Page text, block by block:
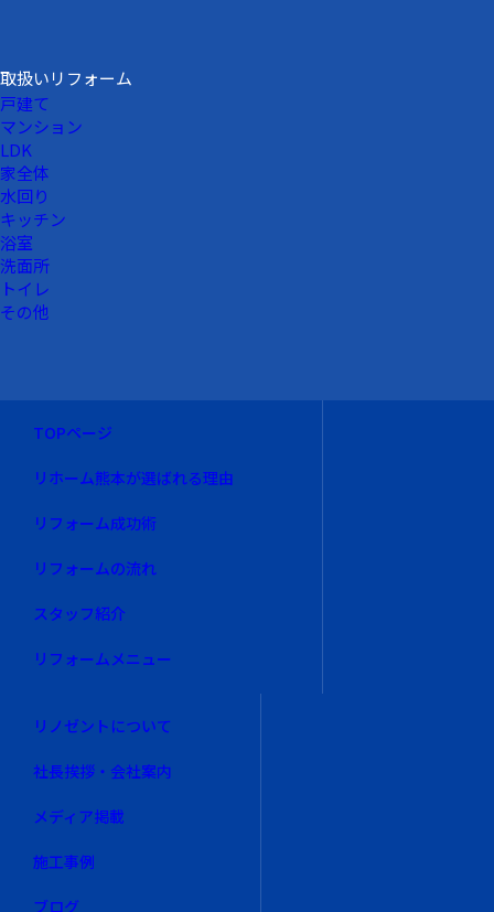
取扱いリフォーム
戸建て
マンション
LDK
家全体
水回り
キッチン
浴室
洗面所
トイレ
その他
TOPページ
リホーム熊本が選ばれる理由
リフォーム成功術
リフォームの流れ
スタッフ紹介
リフォームメニュー
リノゼントについて
社長挨拶・会社案内
メディア掲載
施工事例
ブログ